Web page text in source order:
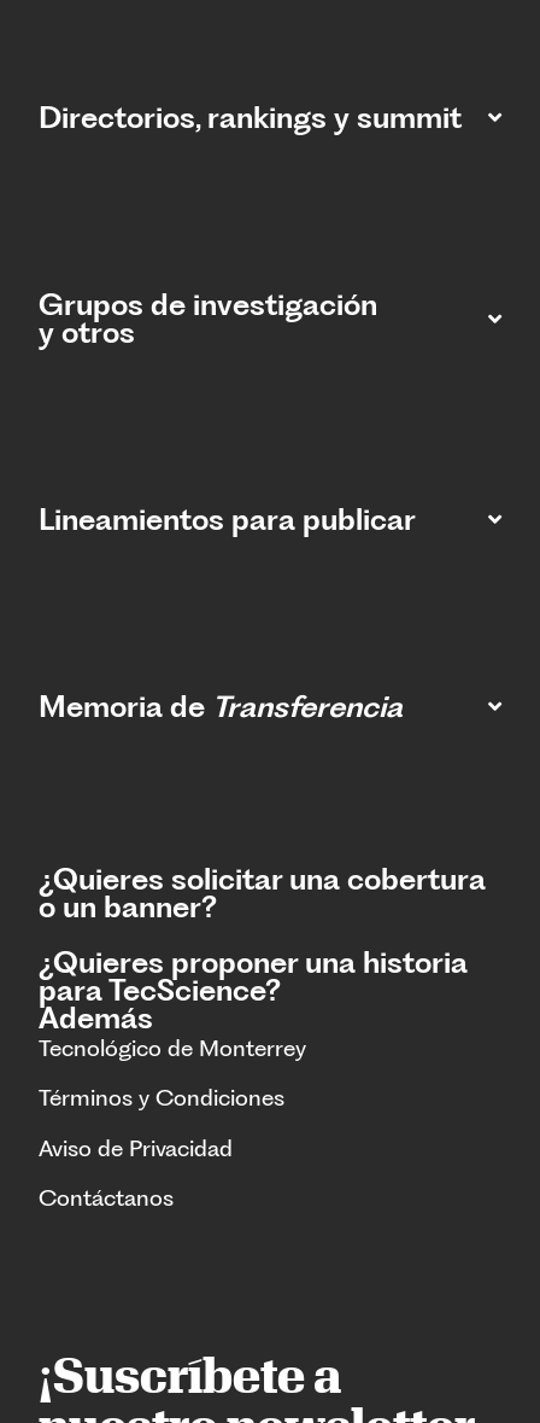
Directorios, rankings y summit
Grupos de investigación
y otros
Lineamientos para publicar
Memoria de Transferencia
¿Quieres solicitar una cobertura
o un banner?
¿Quieres proponer una historia
para TecScience?
Además
Tecnológico de Monterrey
Términos y Condiciones
Aviso de Privacidad
Contáctanos
¡Suscríbete a